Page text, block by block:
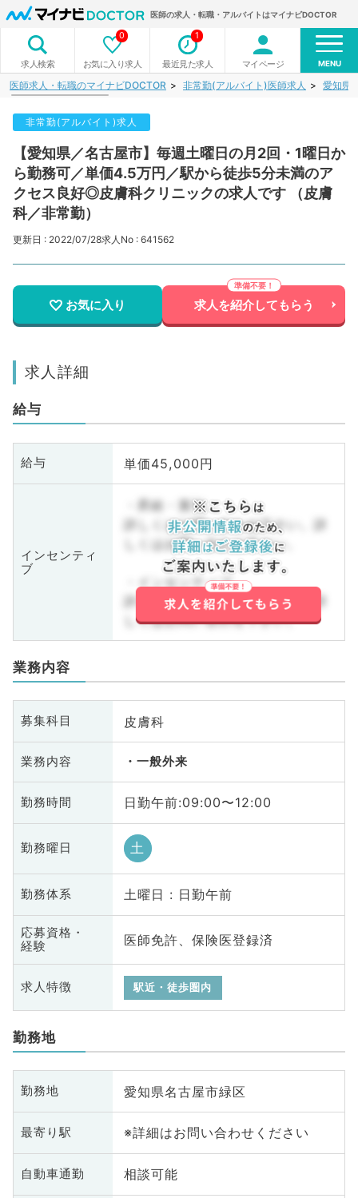
医師の求人・転職・アルバイトはマイナビDOCTOR
求人検索 お気に入り求人
0
最近見た求人
1
マイページ MENU
医師求人・転職のマイナビDOCTOR 非常勤(アルバイト)医師求人 愛知県
非常勤(アルバイト)求人
【愛知県／名古屋市】毎週土曜日の月2回・1曜日か
ら勤務可／単価4.5万円／駅から徒歩5分未満のア
クセス良好◎皮膚科クリニックの求人です （皮膚
科／非常勤）
更新日 : 2022/07/28求人No : 641562
お気に入り 求人を紹介してもらう
求人詳細
給与
給与 単価45,000円
インセンティ
ブ
・昇給・賞与
詳しくはお問い合わせ下さい。詳
しくはお問い合わせ下さい。
・インセンティブ
詳しくはお問い合わせ下さい。詳
しくはお問い合わせ下さい。
業務内容
募集科目 皮膚科
業務内容 一般外来
勤務時間 日勤午前:09:00〜12:00
勤務曜日 土
勤務体系 土曜日 : 日勤午前
応募資格・
経験
医師免許、保険医登録済
求人特徴 駅近・徒歩圏内
勤務地
勤務地 愛知県名古屋市緑区
最寄り駅 ※詳細はお問い合わせください
自動車通勤 相談可能